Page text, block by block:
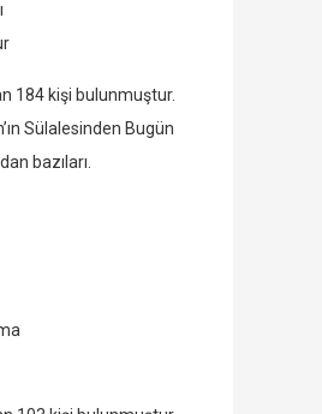
184 kişi bulunmuştur.
Sülalesinden Bugün
bazıları.